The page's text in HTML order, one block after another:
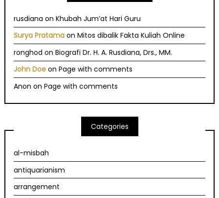
rusdiana onKhubah Jum’at Hari Guru
Surya Pratama onMitos dibalik Fakta Kuliah Online
ronghod onBiografi Dr. H. A. Rusdiana, Drs., MM.
John Doe onPage with comments
Anon onPage with comments
Categories
al-misbah
antiquarianism
arrangement